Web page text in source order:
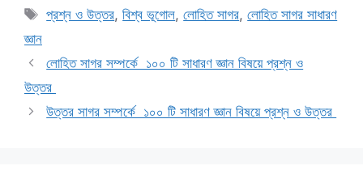
Tags
প্রশ্ন ও উত্তর,বিশ্ব ভূগোল,লোহিত সাগর,লোহিত সাগর সাধারণ
জ্ঞান
লোহিত সাগর সম্পর্কে ১০০ টি সাধারণ জ্ঞান বিষয়ে প্রশ্ন ও
উত্তর
উত্তর সাগর সম্পর্কে ১০০ টি সাধারণ জ্ঞান বিষয়ে প্রশ্ন ও উত্তর